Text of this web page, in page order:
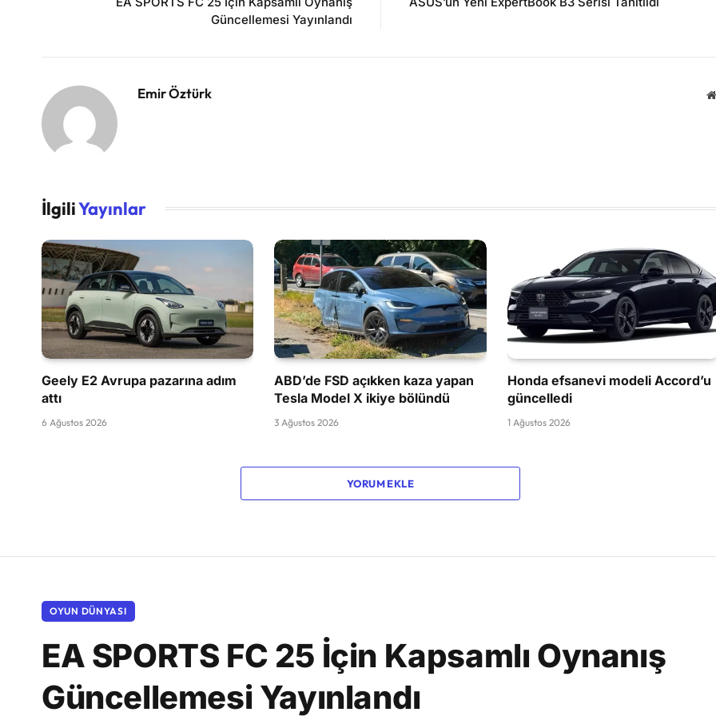
Güncellemesi Yayınlandı
Emir Öztürk
İlgiliYayınlar
Geely E2 Avrupa pazarına adım
attı
6 Ağustos 2026
ABD’de FSD açıkken kaza yapan
Tesla Model X ikiye bölündü
3 Ağustos 2026
Honda efsanevi modeli Accord’u
güncelledi
1 Ağustos 2026
YORUM EKLE
OYUN DÜNYASI
EA SPORTS FC 25 İçin Kapsamlı Oynanış
Güncellemesi Yayınlandı